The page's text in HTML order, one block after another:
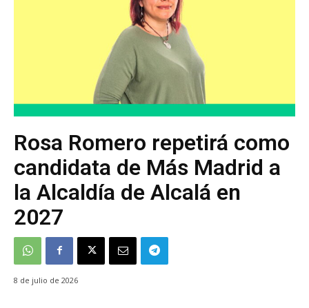
Rosa Romero repetirá como
candidata de Más Madrid a
la Alcaldía de Alcalá en
2027
8 de julio de 2026